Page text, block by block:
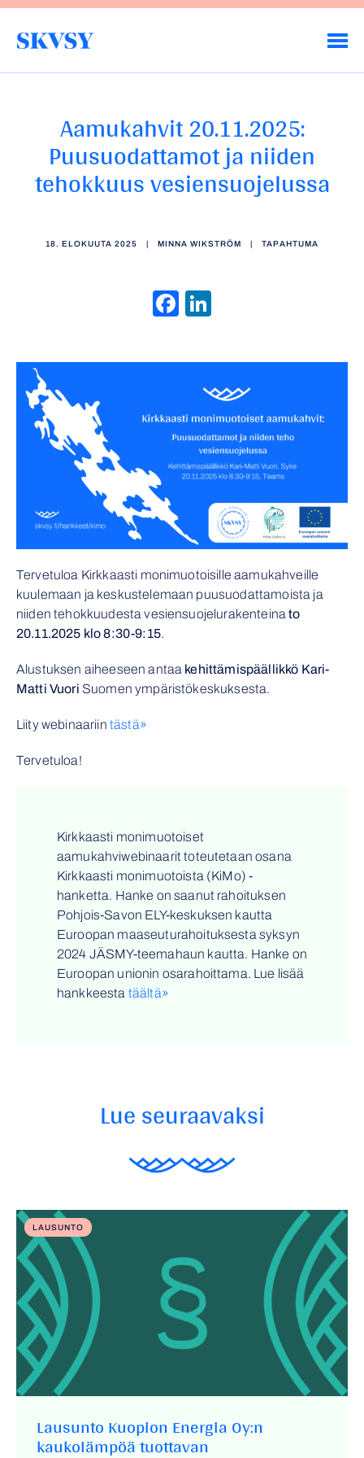
Hyppää
Aamukahvit 20.11.2025:
Puusuodattamot ja niiden
tehokkuus vesiensuojelussa
18. ELOKUUTA 2025 | MINNA WIKSTRÖM | TAPAHTUMA
Facebook
Tervetuloa Kirkkaasti monimuotoisille aamukahveille
kuulemaan ja keskustelemaan puusuodattamoista ja
niiden tehokkuudesta vesiensuojelurakenteinato
20.11.2025 klo 8:30-9:15.
Alustuksen aiheeseen antaa kehittämispäällikkö Kari-
Matti Vuori Suomen ympäristökeskuksesta.
Liity webinaariin tästä»
Tervetuloa!
Kirkkaasti monimuotoiset
aamukahviwebinaarit toteutetaan osana
Kirkkaasti monimuotoista (KiMo) -
hanketta. Hanke on saanut rahoituksen
Pohjois-Savon ELY-keskuksen kautta
Euroopan maaseuturahoituksesta syksyn
2024 JÄSMY-teemahaun kautta. Hanke on
Euroopan unionin osarahoittama. Lue lisää
hankkeesta täältä»
Lue seuraavaksi
LAUSUNTO
Lausunto Kuopion Energia Oy:n
kaukolämpöä tuottavan